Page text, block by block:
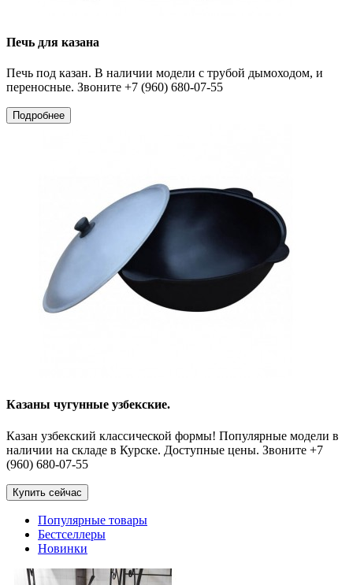
Печь для казана
Печь под казан. В наличии модели с трубой дымоходом, и
переносные. Звоните +7 (960) 680-07-55
Подробнее
Казаны чугунные узбекские.
Казан узбекский классической формы! Популярные модели в
наличии на складе в Курске. Доступные цены. Звоните +7
(960) 680-07-55
Купить сейчас
Популярные товары
Бестселлеры
Новинки